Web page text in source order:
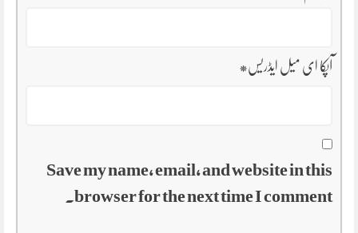
آپکا ای میل ایڈریس*
Save my name, email, and website in this
browser for the next time I comment.